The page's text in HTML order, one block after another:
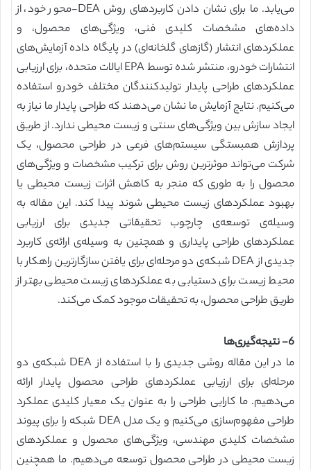
می‌یابد. ما برای نشان دادن کاربردهای روش DEA-محور خود، از
داده‌های مشخصات کلیدی فنی، ویژگی‌های محصول، و
عملکردهای انتشار (گازهای گلخانه‌ای) در پایگاه داده آزمایش‌های
انتشارات خودرو، منتشر شده توسط EPA ایالات متحده، برای ارزیابی
عملکردهای طراحی پایدار تولیدکنندگان مختلف خودرو استفاده
می‌کنیم. نتایج آزمایش ما نشان می‌دهند که طراحی پایدار ما نیاز به
ایجاد سازش بین ویژگی‌های سنتی و زیست محیطی ندارد. از طریق
پردازش همبستگی سیستم‌های فرعی در طراحی محصول، یک
شرکت می‌تواند موثرترین روش برای ترکیب مشخصات و ویژگی‌های
محصول را به طوری که منجر به کاهش اثرات زیست محیطی یا
بهبود عملکردهای زیست محیطی شوند پیدا کند. این مقاله به
وسیله‌ی توسعه‌ی چارچوب تحقیقاتی جدیدی برای ارزیابی
عملکردهای طراحی پایداری و همچنین به وسیله‌ی ارائه‌ی کاربرد
جدیدی از DEA شبکه‌ی دو مرحله‌ای برای یافتن سازگارترین راهکار با
محیط زیست برای دستیابی به عملکردهای زیست محیطی بهتر از
طریق طراحی محصول، به تحقیقات موجود کمک می‌کند.
6- نتیجه‌گیری‌ها
ما در این مقاله روشی جدیدی را با استفاده از DEA شبکه‌ی دو
مرحله‌ای برای ارزیابی عملکردهای طراحی محصول پایدار ارائه
می‌دهیم. ما کارایی طراحی را به عنوان یک معیار کلیدی عملکرد
طراحی مفهوم‌سازی می‌کنیم و یک مدل DEA شبکه را برای پیوند
مشخصات کلیدی مهندسی، ویژگی‌های محصول و عملکرد‌های
زیست محیطی در طراحی محصول توسعه می‌دهیم. ما همچنین